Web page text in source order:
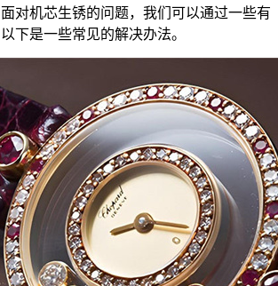
对机芯生锈的问题，我们可以通过一些有
下是一些常见的解决办法。